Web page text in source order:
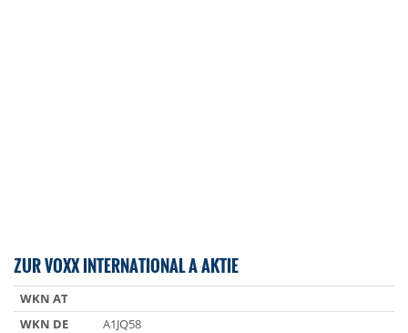
ZUR VOXX INTERNATIONAL A AKTIE
WKN AT
WKN DE
A1JQ58